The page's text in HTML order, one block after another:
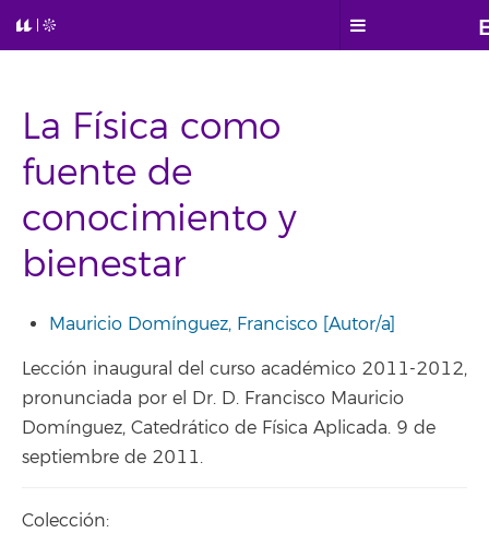
La Física como
fuente de
conocimiento y
bienestar
Mauricio Domínguez, Francisco [Autor/a]
Lección inaugural del curso académico 2011-2012,
pronunciada por el Dr. D. Francisco Mauricio
Domínguez, Catedrático de Física Aplicada. 9 de
septiembre de 2011.
Colección: